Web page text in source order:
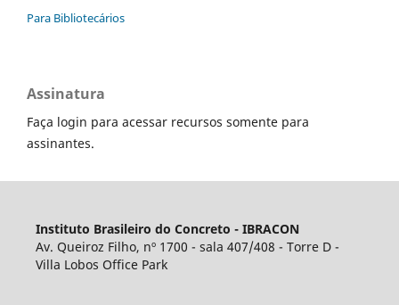
Para Bibliotecários
Assinatura
Faça login para acessar recursos somente para
assinantes.
Instituto Brasileiro do Concreto - IBRACON
Av. Queiroz Filho, nº 1700 - sala 407/408 - Torre D -
Villa Lobos Office Park